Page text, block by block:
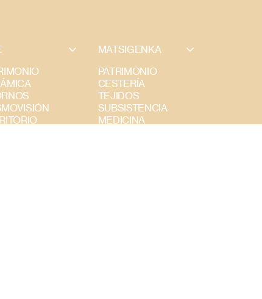
MATSIGENKA
PATRIMONIO
CESTERÍA
TEJIDOS
SUBSISTENCIA
MEDICINA